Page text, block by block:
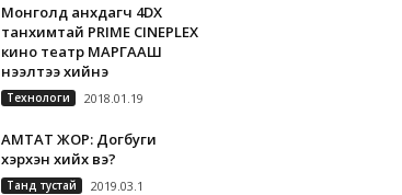
Монголд анхдагч 4DX
танхимтай PRIME CINEPLEX
кино театр МАРГААШ
нээлтээ хийнэ
Технологи 2018.01.19
АМТАТ ЖОР: Догбуги
хэрхэн хийх вэ?
Танд тустай 2019.03.1